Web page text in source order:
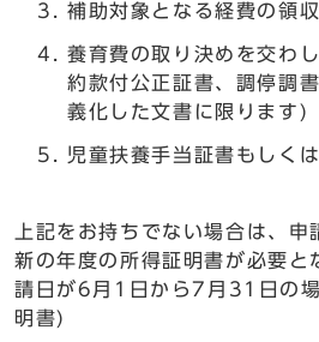
補助対象となる経費の領
養育費の取り決めを交わ
約款付公正証書、調停調
義化した文書に限ります)
児童扶養手当証書もしく
上記をお持ちでない場合は、
新の年度の所得証明書が必要と
請日が6月1日から7月31日の
明書)